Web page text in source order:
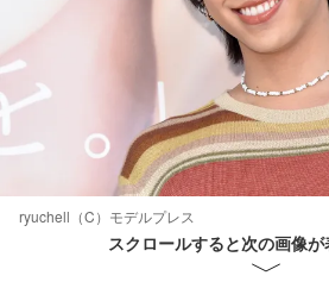
ryuchell（C）モデルプレス
スクロールすると次の画像